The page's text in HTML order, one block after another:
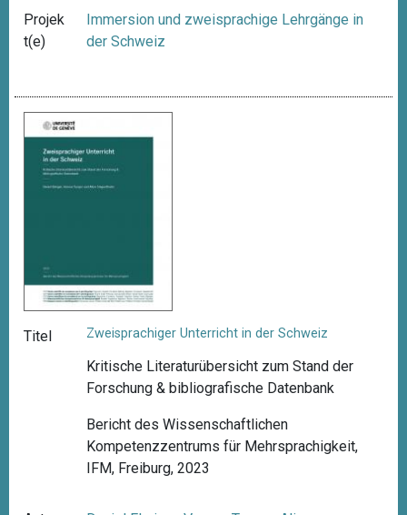
Projek
t(e)
Immersion und zweisprachige Lehrgänge in
der Schweiz
Titel Zweisprachiger Unterricht in der Schweiz
Kritische Literaturübersicht zum Stand der
Forschung & bibliografische Datenbank
Bericht des Wissenschaftlichen
Kompetenzzentrums für Mehrsprachigkeit,
IFM, Freiburg, 2023